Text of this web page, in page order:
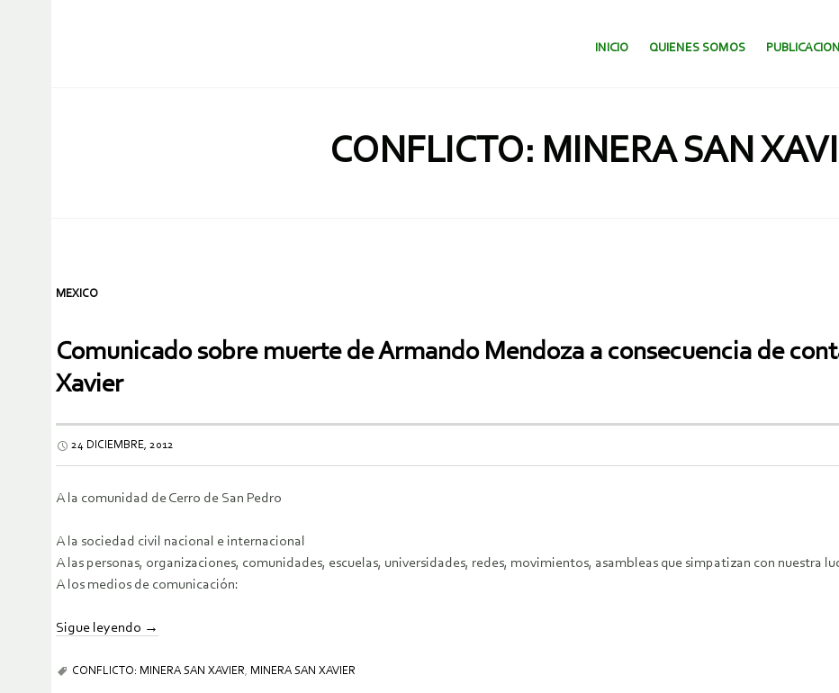
SALTAR AL CONTENIDO.
INICIO QUIENES SOMOS
CONFLICTO: MINERA SAN
MEXICO
Comunicado sobre muerte de Armando Mendoza a consecuencia de
Xavier
24 DICIEMBRE, 2012
A la comunidad de Cerro de San Pedro
A la sociedad civil nacional e internacional
A las personas, organizaciones, comunidades, escuelas, universidades, redes, movimientos, asambleas que simpatizan con nuestra
A los medios de comunicación:
Sigue leyendo →
CONFLICTO: MINERA SAN XAVIER, MINERA SAN XAVIER